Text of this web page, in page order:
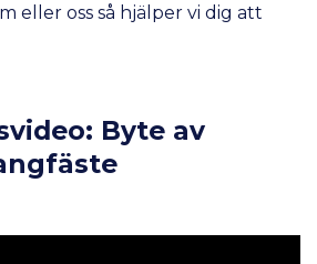
eller oss så hjälper vi dig att
Byte av